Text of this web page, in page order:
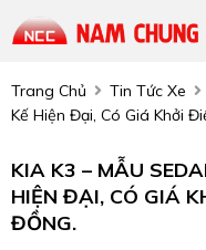
Trang Chủ Tin Tức Xe
Kế Hiện Đại, Có Giá Khởi
KIA K3 – MẪU
HIỆN ĐẠI, CÓ GIÁ
ĐỒNG.